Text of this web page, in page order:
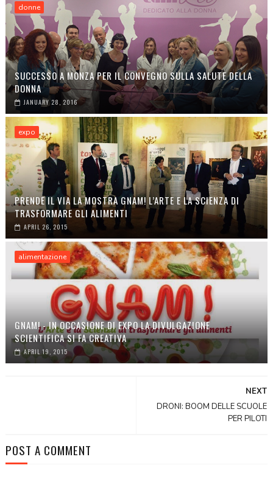
donne
SUCCESSO A MONZA PER IL CONVEGNO SULLA SALUTE DELLA
DONNA
JANUARY 28, 2016
expo
PRENDE IL VIA LA MOSTRA GNAM! L’ARTE E LA SCIENZA DI
TRASFORMARE GLI ALIMENTI
APRIL 26, 2015
alimentazione
GNAM! - IN OCCASIONE DI EXPO LA DIVULGAZIONE
SCIENTIFICA SI FA CREATIVA
APRIL 19, 2015
NEXT
DRONI: BOOM DELLE SCUOLE
PER PILOTI
POST A COMMENT